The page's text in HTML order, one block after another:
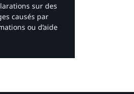
sur des
causés par
ou d’aide